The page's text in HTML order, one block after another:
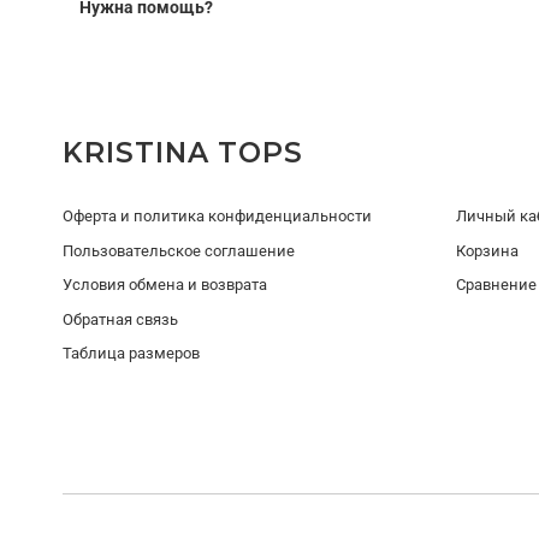
После оформления заявки наш менеджер свяжется с
Нужна помощь?
KRISTINA TOPS
Оферта и политика конфиденциальности
Пользовательское соглашение
Условия обмена и возврата
Обратная связь
Таблица размеров
Личный
Корзина
Сравнение